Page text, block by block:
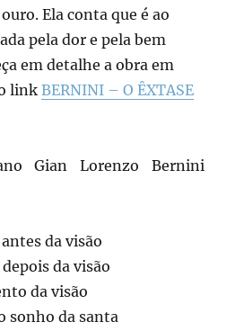
Ela conta que é ao
pela dor e pela bem
em detalhe a obra em
o linkBERNINI – O ÊXTASE
Gian Lorenzo Bernini
da visão
da visão
da visão
sonho da santa